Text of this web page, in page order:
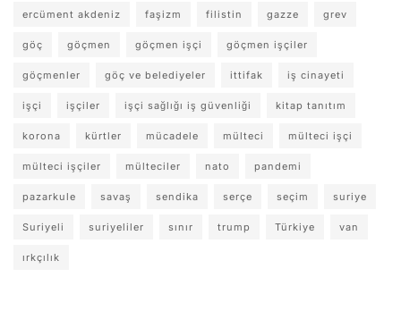
ercüment akdeniz faşizm filistin gazze grev
göç göçmen göçmen işçi göçmen işçiler
göçmenler göç ve belediyeler ittifak iş cinayeti
işçi işçiler işçi sağlığı iş güvenliği kitap tanıtım
korona kürtler mücadele mülteci mülteci işçi
mülteci işçiler mülteciler nato pandemi
pazarkule savaş sendika serçe seçim suriye
Suriyeli suriyeliler sınır trump Türkiye van
ırkçılık